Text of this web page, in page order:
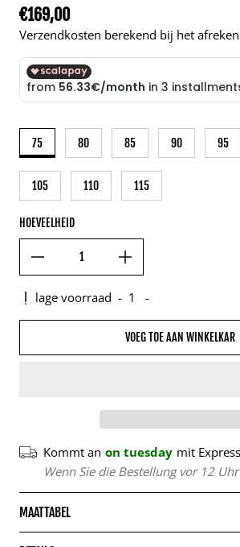
Normale prijs
€169,00
Verzendkosten berekend bij het
75 80 85 90 95
105 110 115
HOEVEELHEID
lage voorraad - 1 -
VOEG TOE AAN WINKELKAR
Kommt an on tuesday mit
Wenn Sie die Bestellung vor 12
MAATTABEL